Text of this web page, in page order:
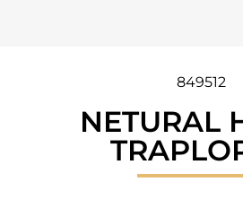
849512
NETURAL